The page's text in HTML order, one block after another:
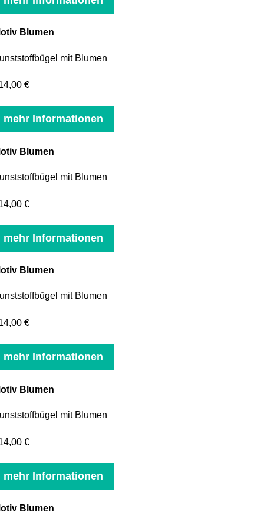
Blumen
mit Blumen
€
mehr Informationen
Blumen
mit Blumen
€
mehr Informationen
Blumen
mit Blumen
€
mehr Informationen
Blumen
mit Blumen
€
mehr Informationen
Blumen